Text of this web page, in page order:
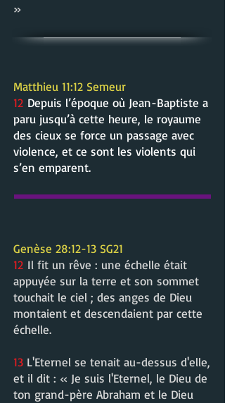
»
Matthieu 11:12 Semeur
12 Depuis l’époque où Jean-Baptiste a
paru jusqu’à cette heure, le royaume
des cieux se force un passage avec
violence, et ce sont les violents qui
s’en emparent.
Genèse 28:12-13 SG21
12 Il fit un rêve : une échelle était
appuyée sur la terre et son sommet
touchait le ciel ; des anges de Dieu
montaient et descendaient par cette
échelle.
13 L'Eternel se tenait au-dessus d'elle,
et il dit : « Je suis l'Eternel, le Dieu de
ton grand-père Abraham et le Dieu